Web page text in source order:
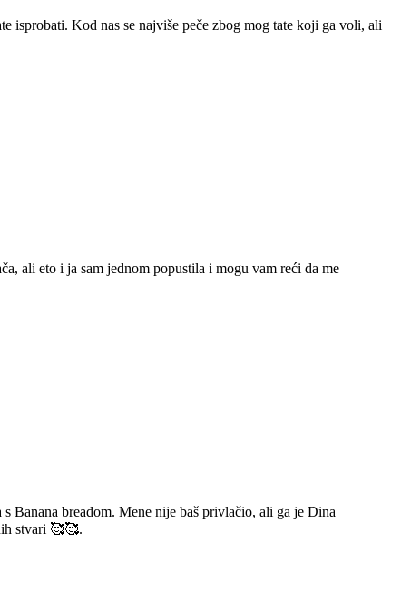
isprobati. Kod nas se najviše peče zbog mog tate koji ga voli, ali
ali eto i ja sam jednom popustila i mogu vam reći da me
Banana breadom. Mene nije baš privlačio, ali ga je Dina
stvari 🥰🥰.